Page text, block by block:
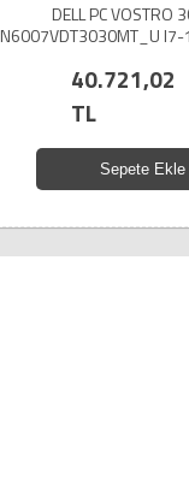
DELL PC VOSTRO
N6007VDT3030MT_U
40.721,02
TL
Sepete Ekle